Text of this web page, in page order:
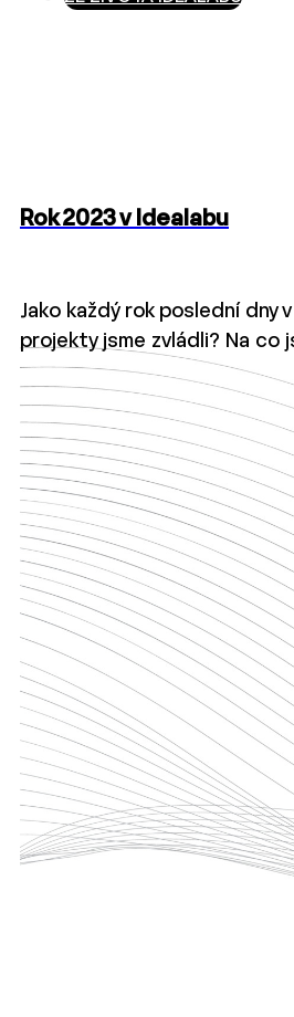
Rok 2023 v Idealabu
Jako každý rok poslední dny
projekty jsme zvládli? Na co